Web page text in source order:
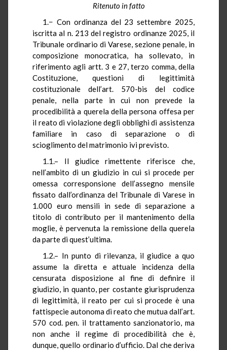
Ritenuto in fatto
1.− Con ordinanza del 23 settembre 2025,
iscritta al n. 213 del registro ordinanze 2025, il
Tribunale ordinario di Varese, sezione penale, in
composizione monocratica, ha sollevato, in
riferimento agli artt. 3 e 27, terzo comma, della
Costituzione, questioni di legittimità
costituzionale dell’art. 570-bis del codice
penale, nella parte in cui non prevede la
procedibilità a querela della persona offesa per
il reato di violazione degli obblighi di assistenza
familiare in caso di separazione o di
scioglimento del matrimonio ivi previsto.
1.1.– Il giudice rimettente riferisce che,
nell’ambito di un giudizio in cui si procede per
omessa corresponsione dell’assegno mensile
fissato dall’ordinanza del Tribunale di Varese in
1.000 euro mensili in sede di separazione a
titolo di contributo per il mantenimento della
moglie, è pervenuta la remissione della querela
da parte di quest’ultima.
1.2.– In punto di rilevanza, il giudice a quo
assume la diretta e attuale incidenza della
censurata disposizione al fine di definire il
giudizio, in quanto, per costante giurisprudenza
di legittimità, il reato per cui si procede è una
fattispecie autonoma di reato che mutua dall’art.
570 cod. pen. il trattamento sanzionatorio, ma
non anche il regime di procedibilità che è,
dunque, quello ordinario d’ufficio. Dal che deriva